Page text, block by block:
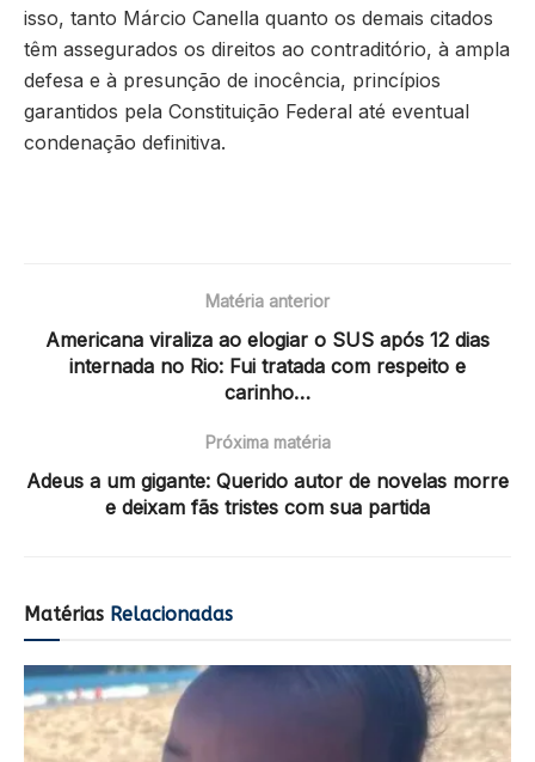
isso, tanto Márcio Canella quanto os demais citados
têm assegurados os direitos ao contraditório, à ampla
defesa e à presunção de inocência, princípios
garantidos pela Constituição Federal até eventual
condenação definitiva.
Matéria anterior
Americana viraliza ao elogiar o SUS após 12 dias
internada no Rio: Fui tratada com respeito e
carinho…
Próxima matéria
Adeus a um gigante: Querido autor de novelas morre
e deixam fãs tristes com sua partida
Matérias Relacionadas